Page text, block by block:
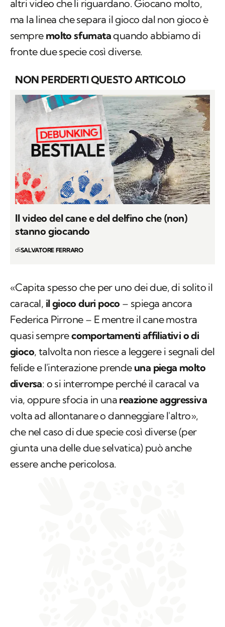
altri video che li riguardano. Giocano molto,
ma la linea che separa il gioco dal non gioco è
sempre molto sfumataquando abbiamo di
fronte due specie così diverse.
NON PERDERTI QUESTO ARTICOLO
Il video del cane e del delfino che (non)
stanno giocando
diSALVATORE FERRARO
«Capita spesso che per uno dei due, di solito il
caracal, il gioco duri poco – spiega ancora
Federica Pirrone – E mentre il cane mostra
quasi semprecomportamenti affiliativi o di
gioco, talvolta non riesce a leggere i segnali del
felide e l'interazione prende una piega molto
diversa: o si interrompe perché il caracal va
via, oppure sfocia in una reazione aggressiva
volta ad allontanare o danneggiare l'altro»,
che nel caso di due specie così diverse (per
giunta una delle due selvatica) può anche
essere anche pericolosa.